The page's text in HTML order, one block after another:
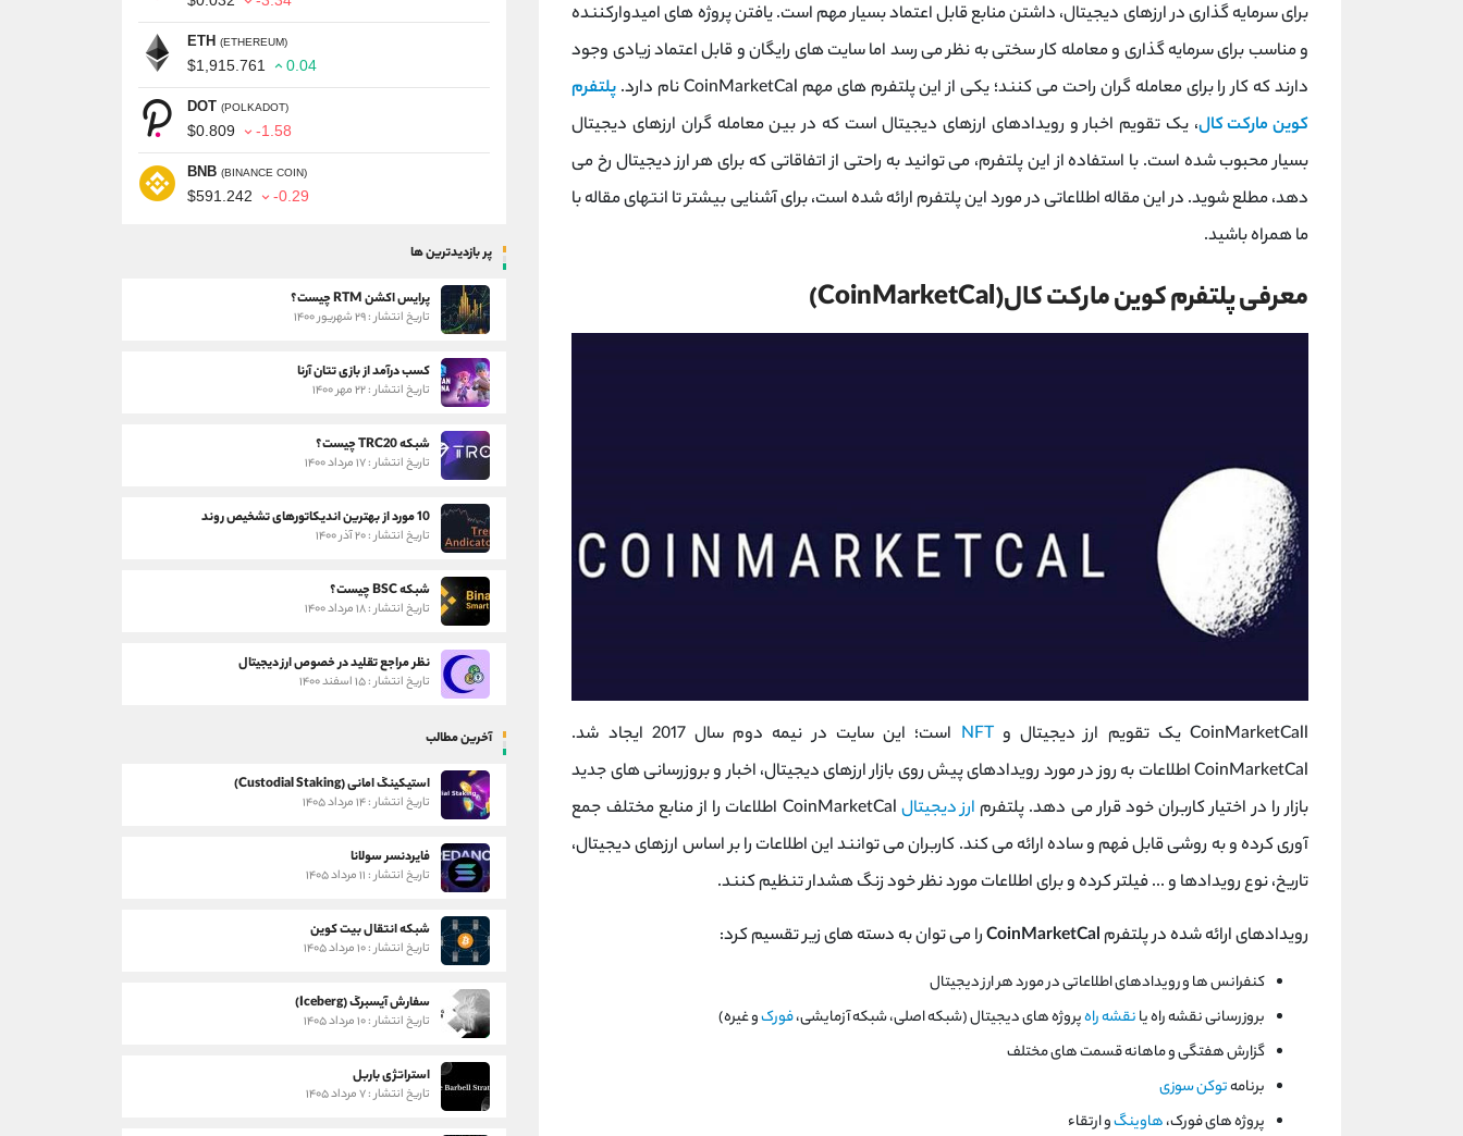
برای سرمایه گذاری در ارزهای دیجیتال، داشتن منابع قابل اعتماد بسیار مهم است. یافتن پروژه های امیدوارکننده
و مناسب برای سرمایه گذاری و معامله کار سختی به نظر می رسد اما سایت های رایگان و قابل اعتماد زیادی وجود
دارند که کار را برای معامله گران راحت می کنند؛ یکی از این پلتفرم های مهم CoinMarketCal نام دارد.
پلتفرم
کوین مارکت کال، یک تقویم اخبار و رویدادهای ارزهای دیجیتال است که در بین معامله گران ارزهای دیجیتال
بسیار محبوب شده است. با استفاده از این پلتفرم، می توانید به راحتی از اتفاقاتی که برای هر ارز دیجیتال رخ می
دهد، مطلع شوید. در این مقاله اطلاعاتی در مورد این پلتفرم ارائه شده است، برای آشنایی بیشتر تا انتهای مقاله با
ما همراه باشید.
معرفی پلتفرم کوین مارکت کال(CoinMarketCal)
CoinMarketCall یک تقویم ارز دیجیتال و NFT
است؛ این سایت در نیمه دوم سال 2017 ایجاد شد.
CoinMarketCal اطلاعات به روز در مورد رویدادهای پیش روی بازار ارزهای دیجیتال، اخبار و بروزرسانی های جدید
بازار را در اختیار کاربران خود قرار می دهد. پلتفرم ارز دیجیتال
CoinMarketCal اطلاعات را از منابع مختلف جمع
آوری کرده و به روشی قابل فهم و ساده ارائه می کند. کاربران می توانند این اطلاعات را بر اساس ارزهای دیجیتال،
تاریخ، نوع رویدادها و ... فیلتر کرده و برای اطلاعات مورد نظر خود زنگ هشدار تنظیم کنند.
رویدادهای ارائه شده در پلتفرم CoinMarketCalرا می توان به دسته های زیر تقسیم کرد:
کنفرانس ها و رویدادهای اطلاعاتی در مورد هر ارز دیجیتال
بروزرسانی نقشه راه یانقشه راهپروژه های دیجیتال (شبکه اصلی، شبکه آزمایشی،فورکو غیره)
گزارش هفتگی و ماهانه قسمت های مختلف
برنامهتوکن سوزی
پروژه های فورک،هاوینگو ارتقاء
ETH (ETHEREUM)
$1,915.761 0.04
DOT (POLKADOT)
$0.809 -1.58
BNB (BINANCE COIN)
$591.242 -0.29
پر بازدیدترین ها
پرایس اکشن RTM چیست؟
تاریخ انتشار : ۲۹ شهریور ۱۴۰۰
کسب درآمد از بازی تتان آرنا
تاریخ انتشار : ۲۲ مهر ۱۴۰۰
شبکه TRC20 چیست؟
تاریخ انتشار : ۱۷ مرداد ۱۴۰۰
10 مورد از بهترین اندیکاتورهای تشخیص روند
تاریخ انتشار : ۲۰ آذر ۱۴۰۰
شبکه BSC چیست؟
تاریخ انتشار : ۱۸ مرداد ۱۴۰۰
نظر مراجع تقلید در خصوص ارز دیجیتال
تاریخ انتشار : ۱۵ اسفند ۱۴۰۰
آخرین مطالب
استیکینگ امانی (Custodial Staking)
تاریخ انتشار : ۱۴ مرداد ۱۴۰۵
فایردنسر سولانا
تاریخ انتشار : ۱۱ مرداد ۱۴۰۵
شبکه انتقال بیت کوین
تاریخ انتشار : ۱۰ مرداد ۱۴۰۵
سفارش آیسبرگ (Iceberg)
تاریخ انتشار : ۱۰ مرداد ۱۴۰۵
استراتژی باربل
تاریخ انتشار : ۷ مرداد ۱۴۰۵